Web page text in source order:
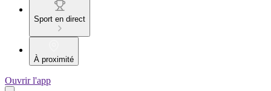
Sport en direct
À proximité
Ouvrir l'app